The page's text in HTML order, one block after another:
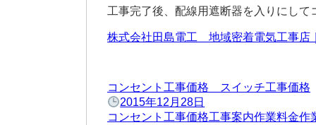
工事完了後、配線用遮断器を入りにし
株式会社田島電工 地域密着電気工事
コンセント工事価格 スイッチ工事価格
2015年12月28日
コンセント工事価格工事案内作業料金